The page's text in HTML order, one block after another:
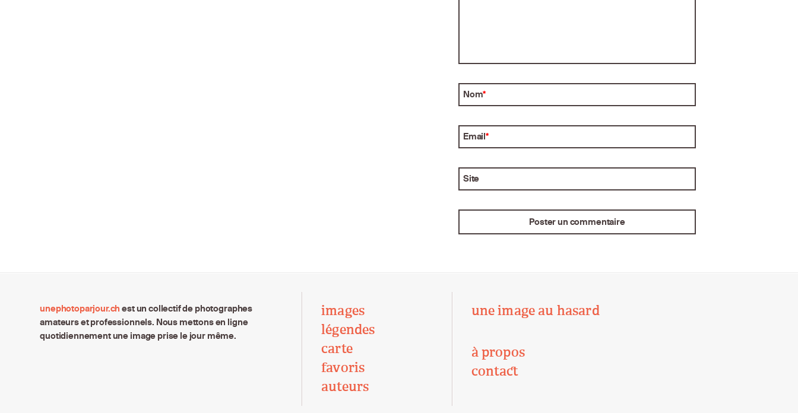
Nom*
Email*
Site
unephotoparjour.ch est un collectif de photographes
amateurs et professionnels. Nous mettons en ligne
quotidiennement une image prise le jour même.
images
légendes
carte
favoris
auteurs
une image au hasard
à propos
contact